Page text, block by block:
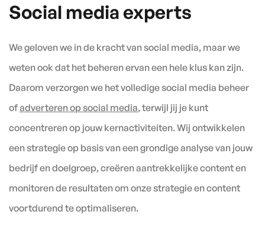
Social media experts
We geloven we in de kracht van social media, maar we
weten ook dat het beheren ervan een hele klus kan zijn.
Daarom verzorgen we het volledige social media beheer
ofadverteren op social media, terwijl jij je kunt
concentreren op jouw kernactiviteiten. Wij ontwikkelen
een strategie op basis van een grondige analyse van jouw
bedrijf en doelgroep, creëren aantrekkelijke content en
monitoren de resultaten om onze strategie en content
voortdurend te optimaliseren.